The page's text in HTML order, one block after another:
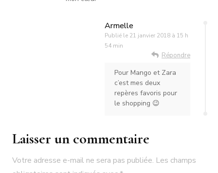
Armelle
Publié le 21 janvier 2018 à 15 h
54 min
Répondre
Pour Mango et Zara
c’est mes deux
repères favoris pour
le shopping 😉
Laisser un commentaire
Votre adresse e-mail ne sera pas publiée. Les champs